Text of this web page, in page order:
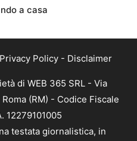
a casa
Privacy Policy - Disclaimer
di WEB 365 SRL - Via
(RM) - Codice Fiscale
12279101005
testata giornalistica, in